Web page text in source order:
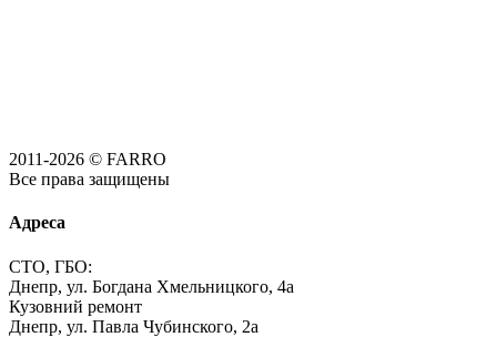
2011-2026 © FARRO
Все права защищены
Адреса
СТО, ГБО:
Днепр, ул. Богдана Хмельницкого, 4а
Кузовний ремонт
Днепр, ул. Павла Чубинского, 2а